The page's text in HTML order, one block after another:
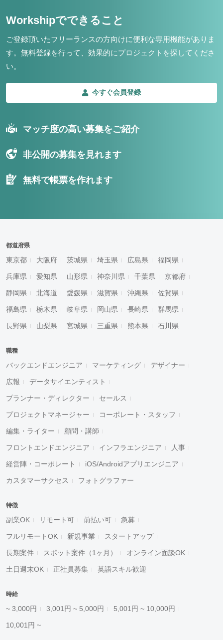
Workshipでできること
ご登録頂いたフリーランスの方向けに便利な専用機能がありま
す。 無料登録を行って、効果的にプロジェクトを探してくださ
い。
今すぐ会員登録
マッチ度の高い募集をご紹介
非公開の募集を見れます
無料で帳票を作れます
都道府県
東京都 大阪府 茨城県 埼玉県 広島県 福岡県
兵庫県 愛知県 山形県 神奈川県 千葉県 京都府
静岡県 北海道 愛媛県 滋賀県 沖縄県 佐賀県
福島県 栃木県 岐阜県 岡山県 長崎県 群馬県
長野県 山梨県 宮城県 三重県 熊本県 石川県
職種
バックエンドエンジニア マーケティング デザイナー
広報 データサイエンティスト
プランナー・ディレクター セールス
プロジェクトマネージャー コーポレート・スタッフ
編集・ライター 顧問・講師
フロントエンドエンジニア インフラエンジニア 人事
経営陣・コーポレート iOS/Androidアプリエンジニア
カスタマーサクセス フォトグラファー
特徴
副業OK リモート可 前払い可 急募
フルリモートOK 新規事業 スタートアップ
長期案件 スポット案件（1ヶ月） オンライン面談OK
土日週末OK 正社員募集 英語スキル歓迎
時給
~ 3,000円 3,001円 ~ 5,000円 5,001円 ~ 10,000円
10,001円 ~